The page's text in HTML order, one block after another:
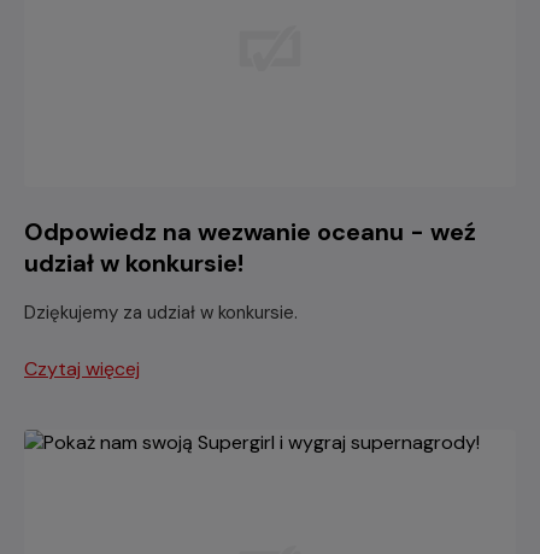
Odpowiedz na wezwanie oceanu - weź
udział w konkursie!
Dziękujemy za udział w konkursie.
Czytaj więcej